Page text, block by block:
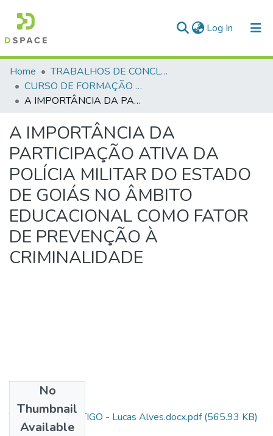
Log In (current)
Communities & Collections
All of DSpace
Home
TRABALHOS DE CONCLUSÃO DE CURSO - CFP (CURSO DE FORMAÇÃO DE PRAÇAS)
CURSO DE FORMAÇÃO DE PRAÇAS - CFP - 2023
A IMPORTÂNCIA DA PARTICIPAÇÃO ATIVA DA POLÍCIA MILITAR DO ESTADO DE GOIÁS NO ÂMBITO EDUCACIONAL COMO FATOR DE PREVENÇÃO À CRIMINALIDADE
A IMPORTÂNCIA DA
PARTICIPAÇÃO ATIVA DA
POLÍCIA MILITAR DO ESTADO
DE GOIÁS NO ÂMBITO
EDUCACIONAL COMO FATOR
DE PREVENÇÃO À
CRIMINALIDADE
No
Thumbnail
Available
TCC_ CAPM_ARTIGO - Lucas Alves.docx.pdf(565.93 KB)